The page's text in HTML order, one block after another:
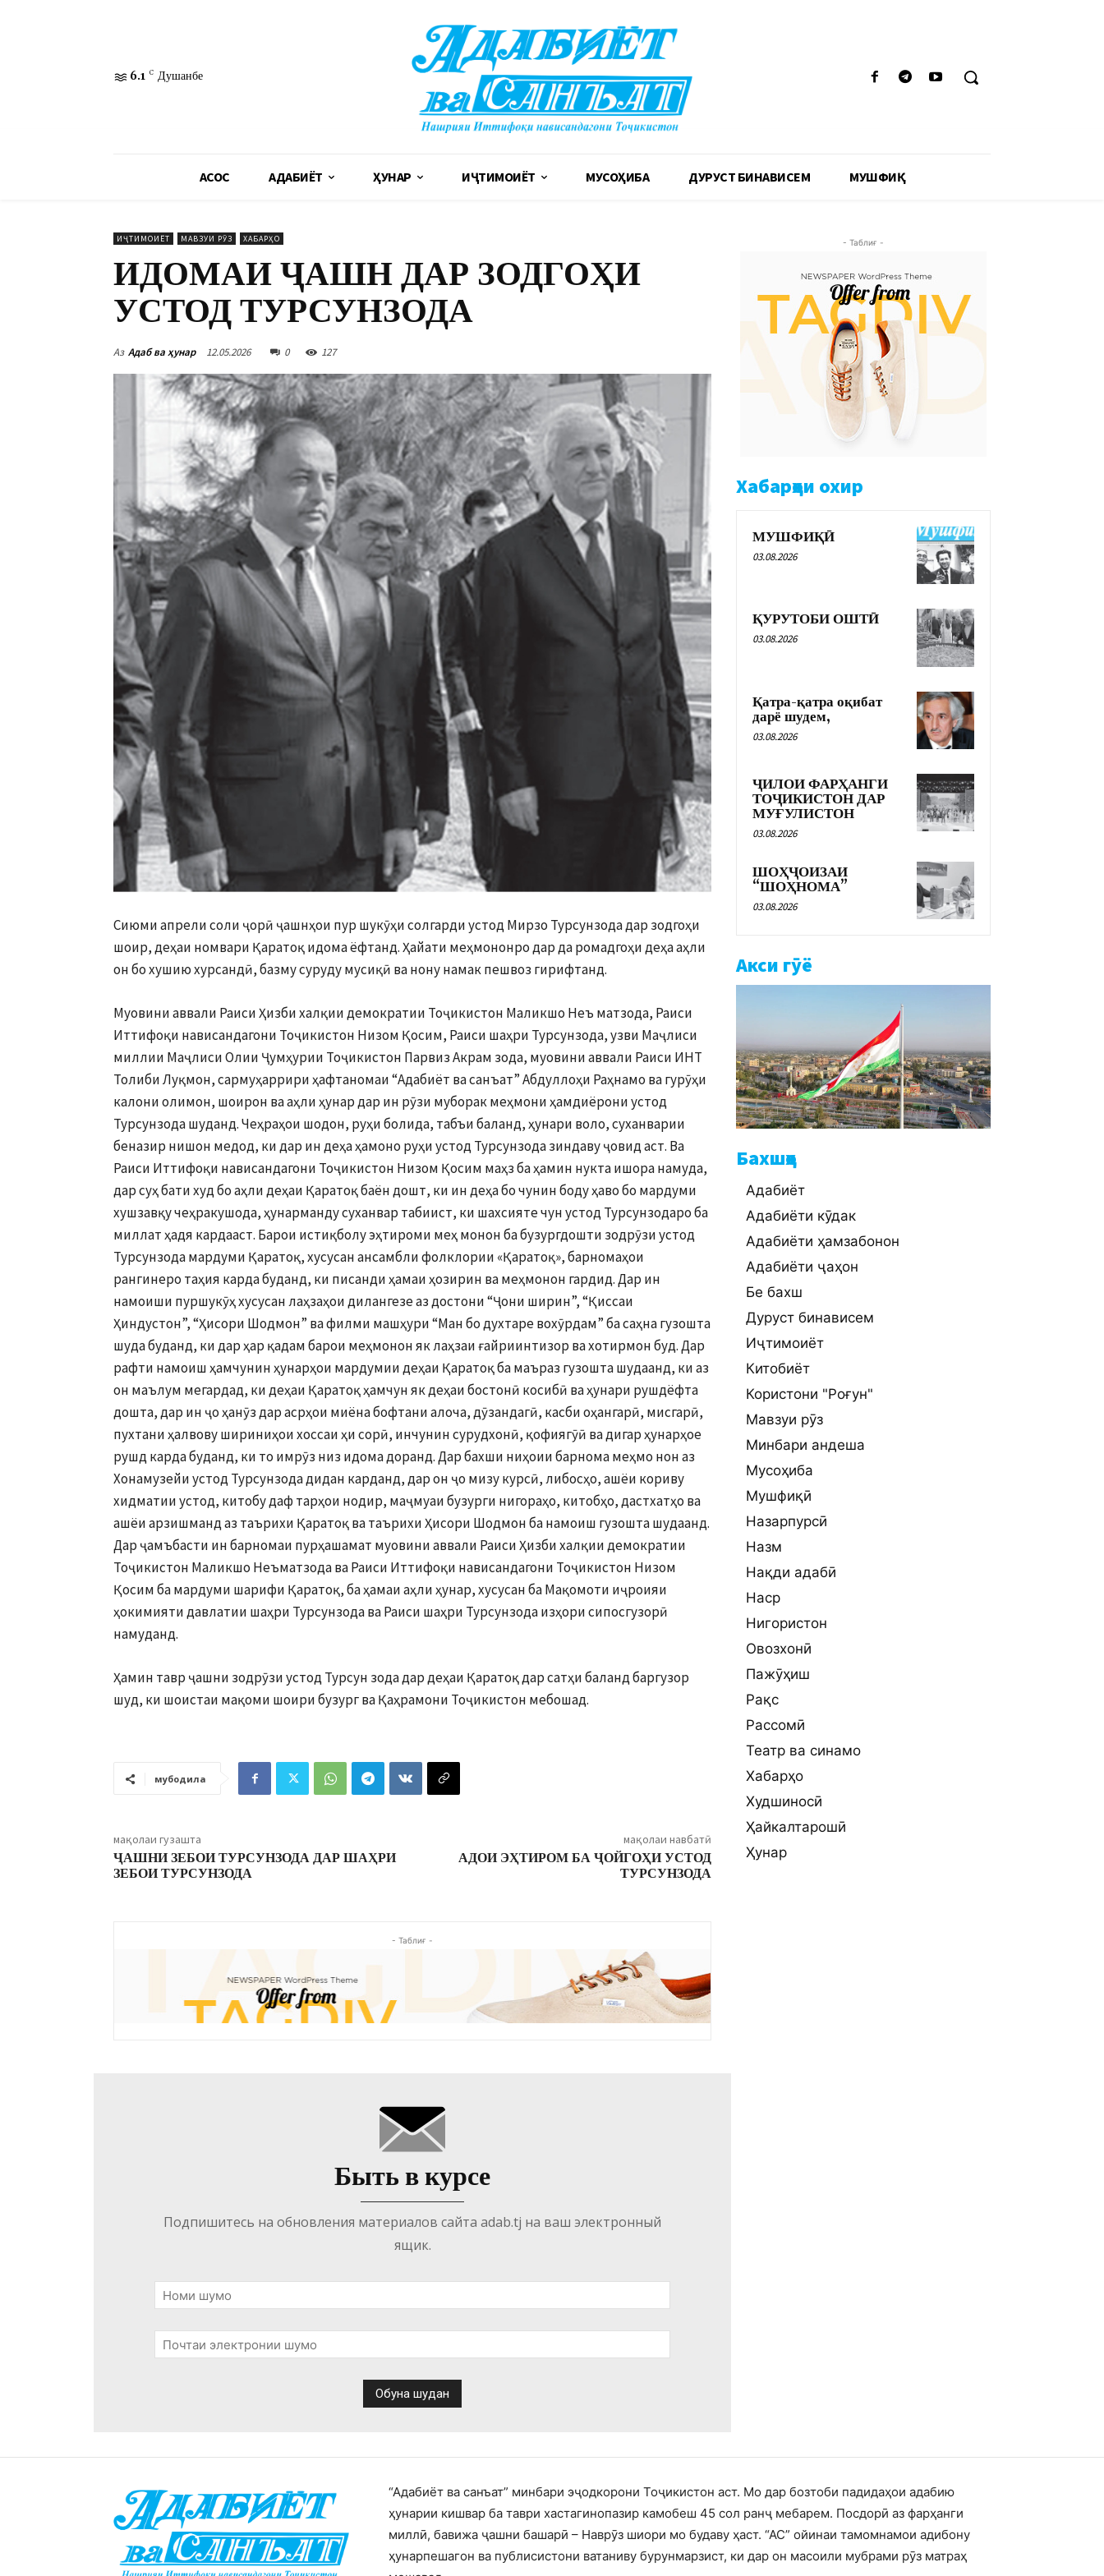
6.1 C Душанбе
АСОСӢ АДАБИЁТ ҲУНАР ИҶТИМОИЁТ МУСОҲИБА ДУРУСТ БИНАВИСЕМ МУШФИҚӢ
ИҶТИМОИЁТ МАВЗУИ РӮЗ ХАБАРҲО
ИДОМАИ ҶАШН ДАР ЗОДГОҲИ
УСТОД ТУРСУНЗОДА
Аз Адаб ва ҳунар 12.05.2026 0 127
Сиюми апрели соли ҷорӣ ҷашнҳои пур шукӯҳи солгарди устод Мирзо Турсунзода дар зодгоҳи
шоир, деҳаи номвари Қаратоқ идома ёфтанд. Ҳайати меҳмононро дар да ромадгоҳи деҳа аҳли
он бо хушию хурсандӣ, базму суруду мусиқӣ ва нону намак пешвоз гирифтанд.
Муовини аввали Раиси Ҳизби халқии демократии Тоҷикистон Маликшо Неъ матзода, Раиси
Иттифоқи нависандагони Тоҷикистон Низом Қосим, Раиси шаҳри Турсунзода, узви Маҷлиси
миллии Маҷлиси Олии Ҷумҳурии Тоҷикистон Парвиз Акрам зода, муовини аввали Раиси ИНТ
Толиби Луқмон, сармуҳаррири ҳафтаномаи “Адабиёт ва санъат” Абдуллоҳи Раҳнамо ва гурӯҳи
калони олимон, шоирон ва аҳли ҳунар дар ин рӯзи муборак меҳмони ҳамдиёрони устод
Турсунзода шуданд. Чеҳраҳои шодон, руҳи болида, табъи баланд, ҳунари воло, суханварии
беназир нишон медод, ки дар ин деҳа ҳамоно руҳи устод Турсунзода зиндаву ҷовид аст. Ва
Раиси Иттифоқи нависандагони Тоҷикистон Низом Қосим маҳз ба ҳамин нукта ишора намуда,
дар суҳ бати худ бо аҳли деҳаи Қаратоқ баён дошт, ки ин деҳа бо чунин боду ҳаво бо мардуми
хушзавқу чеҳракушода, ҳунарманду суханвар табиист, ки шахсияте чун устод Турсунзодаро ба
миллат ҳадя кардааст. Барои истиқболу эҳтироми меҳ монон ба бузургдошти зодрӯзи устод
Турсунзода мардуми Қаратоқ, хусусан ансамбли фолклории «Қаратоқ», барномаҳои
рангинеро таҳия карда буданд, ки писанди ҳамаи ҳозирин ва меҳмонон гардид. Дар ин
намоиши пуршукӯҳ хусусан лаҳзаҳои дилангезе аз достони “Ҷони ширин”, “Қиссаи
Ҳиндустон”, “Ҳисори Шодмон” ва филми машҳури “Ман бо духтаре вохӯрдам” ба саҳна гузошта
шуда буданд, ки дар ҳар қадам барои меҳмонон як лаҳзаи ғайриинтизор ва хотирмон буд. Дар
рафти намоиш ҳамчунин ҳунарҳои мардумии деҳаи Қаратоқ ба маъраз гузошта шудаанд, ки аз
он маълум мегардад, ки деҳаи Қаратоқ ҳамчун як деҳаи бостонӣ косибӣ ва ҳунари рушдёфта
дошта, дар ин ҷо ҳанӯз дар асрҳои миёна бофтани алоча, дӯзандагӣ, касби оҳангарӣ, мисгарӣ,
пухтани ҳалвову шириниҳои хоссаи ҳи сорӣ, инчунин сурудхонӣ, қофиягӯӣ ва дигар ҳунарҳое
рушд карда буданд, ки то имрӯз низ идома доранд. Дар бахши ниҳоии барнома меҳмо нон аз
Хонамузейи устод Турсунзода дидан карданд, дар он ҷо мизу курсӣ, либосҳо, ашёи кориву
хидматии устод, китобу даф тарҳои нодир, маҷмуаи бузурги нигораҳо, китобҳо, дастхатҳо ва
ашёи арзишманд аз таърихи Қаратоқ ва таърихи Ҳисори Шодмон ба намоиш гузошта шудаанд.
Дар ҷамъбасти ин барномаи пурҳашамат муовини аввали Раиси Ҳизби халқии демократии
Тоҷикистон Маликшо Неъматзода ва Раиси Иттифоқи нависандагони Тоҷикистон Низом
Қосим ба мардуми шарифи Қаратоқ, ба ҳамаи аҳли ҳунар, хусусан ба Мақомоти иҷроияи
ҳокимияти давлатии шаҳри Турсунзода ва Раиси шаҳри Турсунзода изҳори сипосгузорӣ
намуданд.
Ҳамин тавр ҷашни зодрӯзи устод Турсун зода дар деҳаи Қаратоқ дар сатҳи баланд баргузор
шуд, ки шоистаи мақоми шоири бузург ва Қаҳрамони Тоҷикистон мебошад.
мубодила
мақолаи гузашта
ҶАШНИ ЗЕБОИ ТУРСУНЗОДА ДАР ШАҲРИ
ЗЕБОИ ТУРСУНЗОДА
мақолаи навбатӣ
АДОИ ЭҲТИРОМ БА ҶОЙГОҲИ УСТОД
ТУРСУНЗОДА
- Таблиғ -
Быть в курсе
Подпишитесь на обновления материалов сайта adab.tj на ваш электронный
ящик.
- Таблиғ -
Хабарҳои охир
МУШФИҚӢ
03.08.2026
ҚУРУТОБИ ОШТӢ
03.08.2026
Қатра-қатра оқибат
дарё шудем,
03.08.2026
ҶИЛОИ ФАРҲАНГИ
ТОҶИКИСТОН ДАР
МУҒУЛИСТОН
03.08.2026
ШОҲҶОИЗАИ
“ШОҲНОМА”
03.08.2026
Акси гӯё
Бахшҳо
Адабиёт
Адабиёти кӯдак
Адабиёти ҳамзабонон
Адабиёти ҷаҳон
Бе бахш
Дуруст бинависем
Иҷтимоиёт
Китобиёт
Користони "Роғун"
Мавзуи рӯз
Минбари андеша
Мусоҳиба
Мушфиқӣ
Назарпурсӣ
Назм
Нақди адабӣ
Наср
Нигористон
Овозхонӣ
Пажӯҳиш
Рақс
Рассомӣ
Театр ва синамо
Хабарҳо
Худшиносӣ
Ҳайкалтарошӣ
Ҳунар
“Адабиёт ва санъат” минбари эҷодкорони Тоҷикистон аст. Мо дар бозтоби падидаҳои адабию
ҳунарии кишвар ба таври хастагинопазир камобеш 45 сол ранҷ мебарем. Посдорӣ аз фарҳанги
миллӣ, бавижа ҷашни башарӣ – Наврӯз шиори мо будаву ҳаст. “АС” ойинаи тамомнамои адибону
ҳунарпешагон ва публисистони ватаниву бурунмарзист, ки дар он масоили мубрами рӯз матраҳ